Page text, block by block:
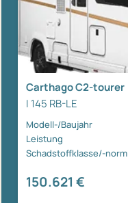
Carthago C2-tourer
I 145 RB-LE
Modell-/Baujahr
Leistung
Schadstoffklasse/-norm
150.621 €